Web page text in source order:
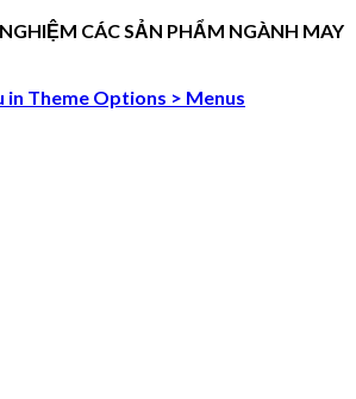
CÁC SẢN PHẨM NGÀNH MAY
in Theme Options > Menus